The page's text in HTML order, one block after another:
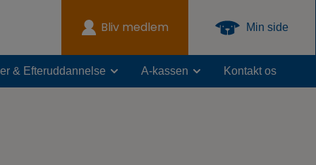
Bliv medlem Min side
& Efteruddannelse A-kassen Kontakt os